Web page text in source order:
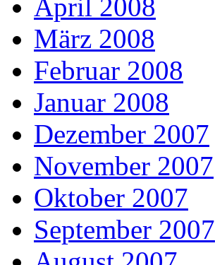
April 2008
März 2008
Februar 2008
Januar 2008
Dezember 2007
November 2007
Oktober 2007
September 2007